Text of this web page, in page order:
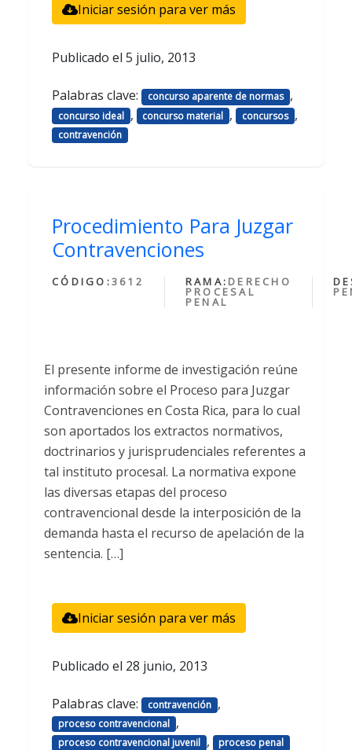
Iniciar sesión para ver más
Publicado el 5 julio, 2013
Palabras clave: concurso aparente de normas ,
concurso ideal , concurso material , concursos ,
contravención
Procedimiento Para Juzgar
Contravenciones
CÓDIGO:3612 RAMA: DERECHO
PROCESAL
PENAL
El presente informe de investigación reúne
información sobre el Proceso para Juzgar
Contravenciones en Costa Rica, para lo cual
son aportados los extractos normativos,
doctrinarios y jurisprudenciales referentes a
tal instituto procesal. La normativa expone
las diversas etapas del proceso
contravencional desde la interposición de la
demanda hasta el recurso de apelación de la
sentencia. […]
Iniciar sesión para ver más
Publicado el 28 junio, 2013
Palabras clave: contravención ,
proceso contravencional ,
proceso contravencional juvenil , proceso penal